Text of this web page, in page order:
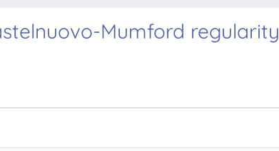
Mumford regularity